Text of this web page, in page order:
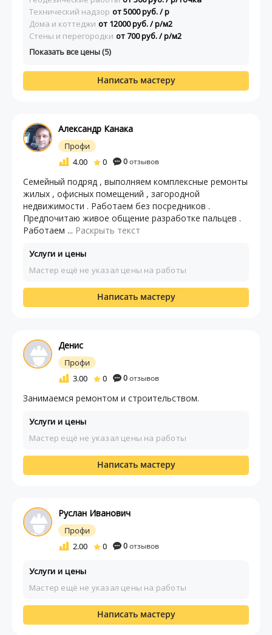
Технический надзор от 5000 руб. / р
Дома и коттеджи от 12000 руб. / р/м2
Стены и перегородки от 700 руб. / р/м2
Показать все цены (5)
Написать мастеру
Александр Канака
Профи
4.00
0 0отзывов
Семейный подряд , выполняем комплексные ремонты
жилых , офисных помещений , загородной
недвижимости . Работаем без посредников .
Предпочитаю живое общение разработке пальцев .
Работаем ... Раскрыть текст
Услуги и цены
Мастер ещё не указал цены на работы
Написать мастеру
Денис
Профи
3.00
0 0отзывов
Занимаемся ремонтом и строительством.
Услуги и цены
Мастер ещё не указал цены на работы
Написать мастеру
Руслан Иванович
Профи
2.00
0 0отзывов
Услуги и цены
Мастер ещё не указал цены на работы
Написать мастеру